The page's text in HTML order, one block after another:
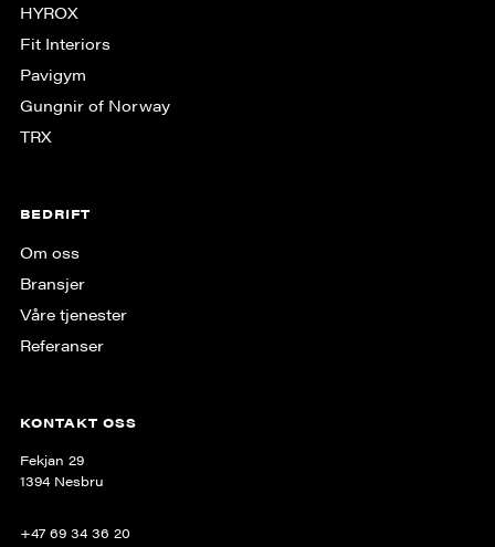
HYROX
Fit Interiors
Pavigym
Gungnir of Norway
TRX
BEDRIFT
Om oss
Bransjer
Våre tjenester
Referanser
KONTAKT OSS
Fekjan 29
1394 Nesbru
+47 69 34 36 20